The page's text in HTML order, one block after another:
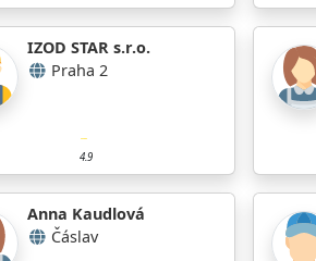
IZOD STAR s.r.o.
Praha 2
4.9
Anna Kaudlová
Čáslav